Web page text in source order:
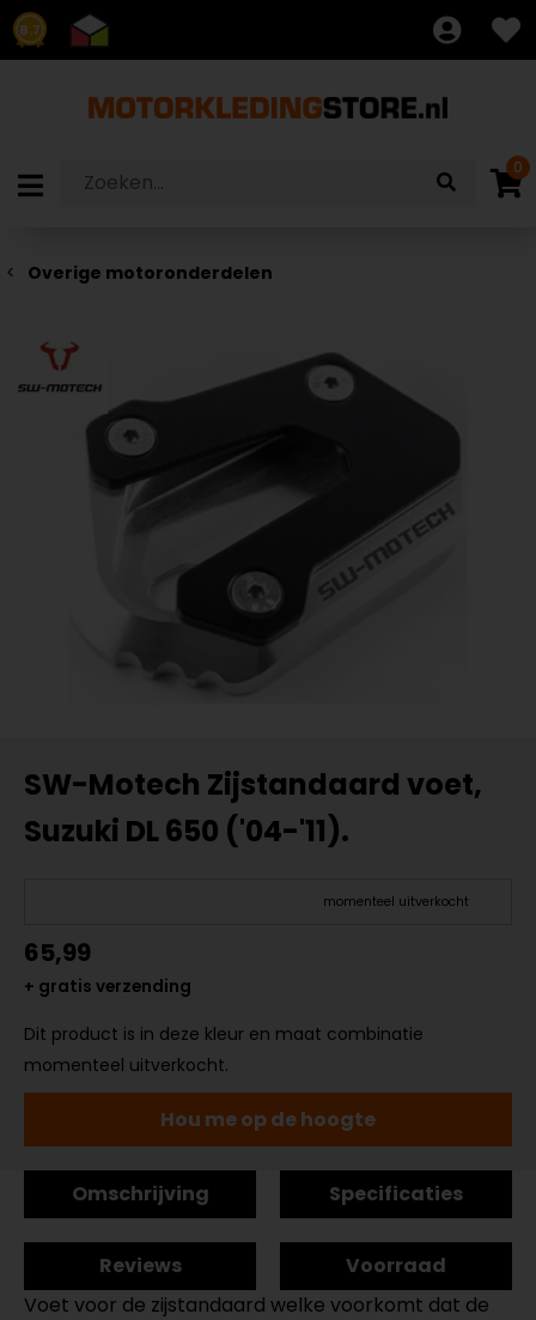
8.7
0
Overige motoronderdelen
SW-Motech Zijstandaard voet,
Suzuki DL 650 ('04-'11).
momenteel uitverkocht
65,99
+ gratis verzending
Dit product is in deze kleur en maat combinatie
momenteel uitverkocht.
Hou me op de hoogte
Omschrijving Specificaties
Reviews
Voorraad
Voet voor de zijstandaard welke voorkomt dat de